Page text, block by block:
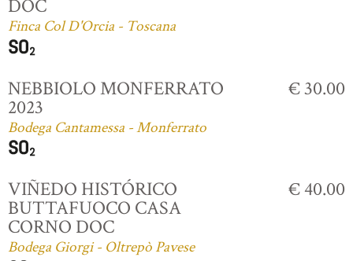
DOC
Finca Col D'Orcia - Toscana
NEBBIOLO MONFERRATO
2023
Bodega Cantamessa - Monferrato
€ 30.00
VIÑEDO HISTÓRICO
BUTTAFUOCO CASA
CORNO DOC
Bodega Giorgi - Oltrepò Pavese
€ 40.00